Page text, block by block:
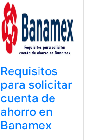
Requisitos
para solicitar
cuenta de
ahorro en
Banamex